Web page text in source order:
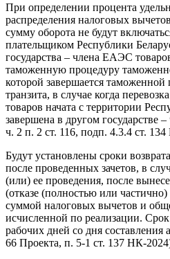
При определении процента
распределения налоговых
сумму оборота не будут
плательщиком Республики
государства – члена ЕАЭС
таможенную процедуру
которой завершается
транзита, в случае когда
товаров начата с территории
завершена в другом
ч. 2 п. 2 ст. 116, подп. 4.3.4 ст.
Будут установлены сроки
после проведенных зачетов, в
(или) ее проведения, после
(отказе (полностью или
суммой налоговых вычетов и
исчисленной по реализации. Срок
рабочих дней со дня составления
66 Проекта, п. 5-1 ст. 137 НК-